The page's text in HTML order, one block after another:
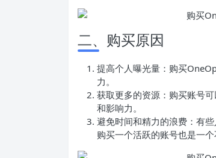
二、购买原因
提高个人曝光量：购买
力。
获取更多的资源：购买账号
和影响力。
避免时间和精力的浪费：有
购买一个活跃的账号也是一个